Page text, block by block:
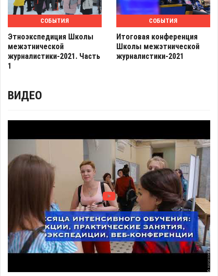
СОБЫТИЯ
Этноэкспедиция Школы
межэтнической
журналистики-2021. Часть
1
СОБЫТИЯ
Итоговая конференция
Школы межэтнической
журналистики-2021
ВИДЕО